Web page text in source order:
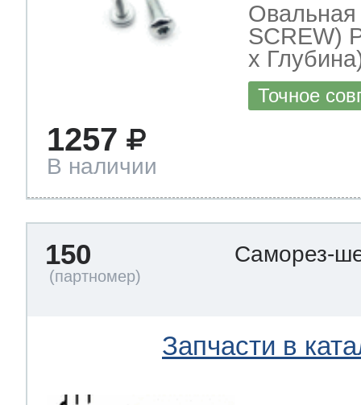
Овальная
SCREW)
х
Точное
1257
В наличии
150 Саморез-
Запчасти в